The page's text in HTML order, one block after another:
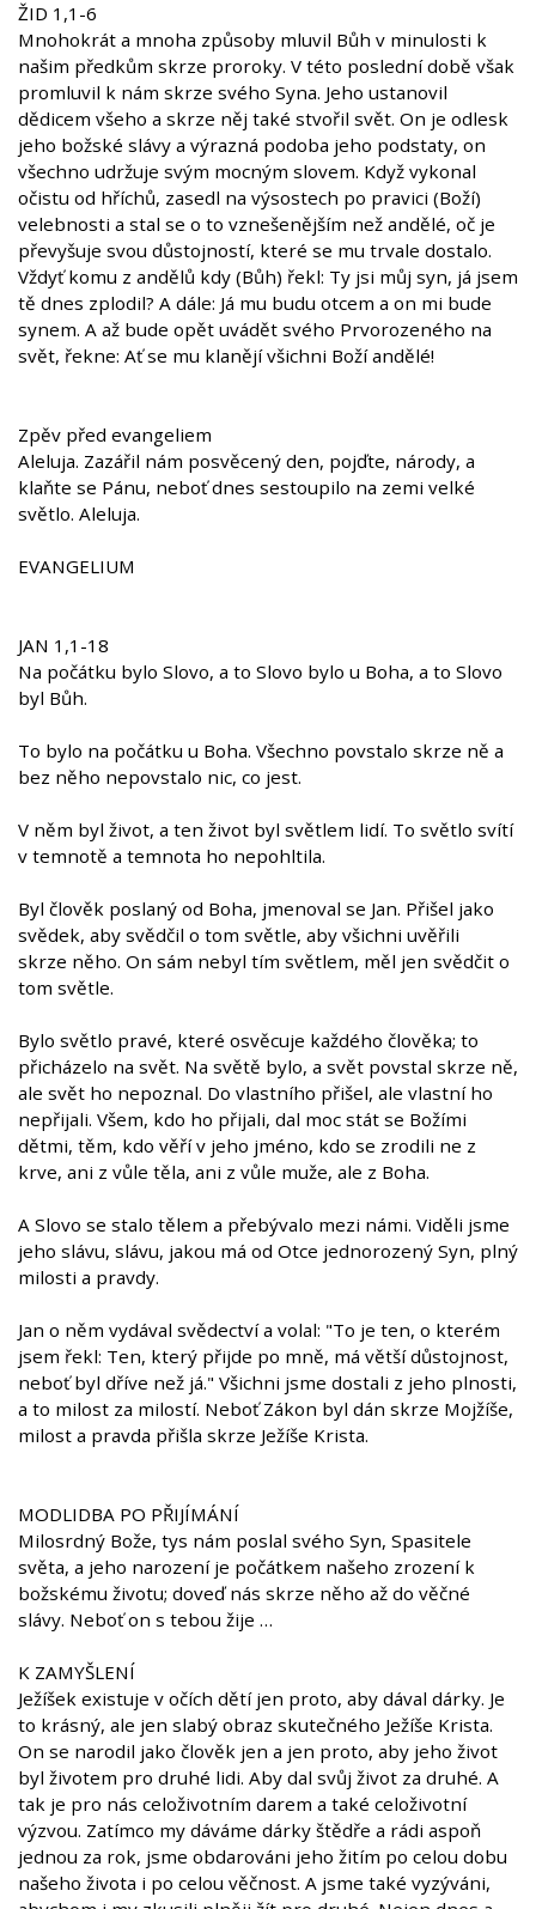
ŽID 1,1-6
Mnohokrát a mnoha způsoby mluvil Bůh v minulosti k
našim předkům skrze proroky. V této poslední době však
promluvil k nám skrze svého Syna. Jeho ustanovil
dědicem všeho a skrze něj také stvořil svět. On je odlesk
jeho božské slávy a výrazná podoba jeho podstaty, on
všechno udržuje svým mocným slovem. Když vykonal
očistu od hříchů, zasedl na výsostech po pravici (Boží)
velebnosti a stal se o to vznešenějším než andělé, oč je
převyšuje svou důstojností, které se mu trvale dostalo.
Vždyť komu z andělů kdy (Bůh) řekl: Ty jsi můj syn, já jsem
tě dnes zplodil? A dále: Já mu budu otcem a on mi bude
synem. A až bude opět uvádět svého Prvorozeného na
svět, řekne: Ať se mu klanějí všichni Boží andělé!
Zpěv před evangeliem
Aleluja. Zazářil nám posvěcený den, pojďte, národy, a
klaňte se Pánu, neboť dnes sestoupilo na zemi velké
světlo. Aleluja.
EVANGELIUM
JAN 1,1-18
Na počátku bylo Slovo, a to Slovo bylo u Boha, a to Slovo
byl Bůh.
To bylo na počátku u Boha. Všechno povstalo skrze ně a
bez něho nepovstalo nic, co jest.
V něm byl život, a ten život byl světlem lidí. To světlo svítí
v temnotě a temnota ho nepohltila.
Byl člověk poslaný od Boha, jmenoval se Jan. Přišel jako
svědek, aby svědčil o tom světle, aby všichni uvěřili
skrze něho. On sám nebyl tím světlem, měl jen svědčit o
tom světle.
Bylo světlo pravé, které osvěcuje každého člověka; to
přicházelo na svět. Na světě bylo, a svět povstal skrze ně,
ale svět ho nepoznal. Do vlastního přišel, ale vlastní ho
nepřijali. Všem, kdo ho přijali, dal moc stát se Božími
dětmi, těm, kdo věří v jeho jméno, kdo se zrodili ne z
krve, ani z vůle těla, ani z vůle muže, ale z Boha.
A Slovo se stalo tělem a přebývalo mezi námi. Viděli jsme
jeho slávu, slávu, jakou má od Otce jednorozený Syn, plný
milosti a pravdy.
Jan o něm vydával svědectví a volal: "To je ten, o kterém
jsem řekl: Ten, který přijde po mně, má větší důstojnost,
neboť byl dříve než já." Všichni jsme dostali z jeho plnosti,
a to milost za milostí. Neboť Zákon byl dán skrze Mojžíše,
milost a pravda přišla skrze Ježíše Krista.
MODLIDBA PO PŘIJÍMÁNÍ
Milosrdný Bože, tys nám poslal svého Syn, Spasitele
světa, a jeho narození je počátkem našeho zrození k
božskému životu; doveď nás skrze něho až do věčné
slávy. Neboť on s tebou žije …
K ZAMYŠLENÍ
Ježíšek existuje v očích dětí jen proto, aby dával dárky. Je
to krásný, ale jen slabý obraz skutečného Ježíše Krista.
On se narodil jako člověk jen a jen proto, aby jeho život
byl životem pro druhé lidi. Aby dal svůj život za druhé. A
tak je pro nás celoživotním darem a také celoživotní
výzvou. Zatímco my dáváme dárky štědře a rádi aspoň
jednou za rok, jsme obdarováni jeho žitím po celou dobu
našeho života i po celou věčnost. A jsme také vyzýváni,